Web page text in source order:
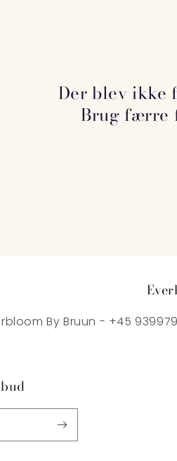
Der blev ikke
Brug færre
By Bruun - +45